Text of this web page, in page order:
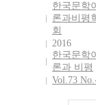
한국문학
론과비평
회
2016
한국문학
론과 비평
Vol.73